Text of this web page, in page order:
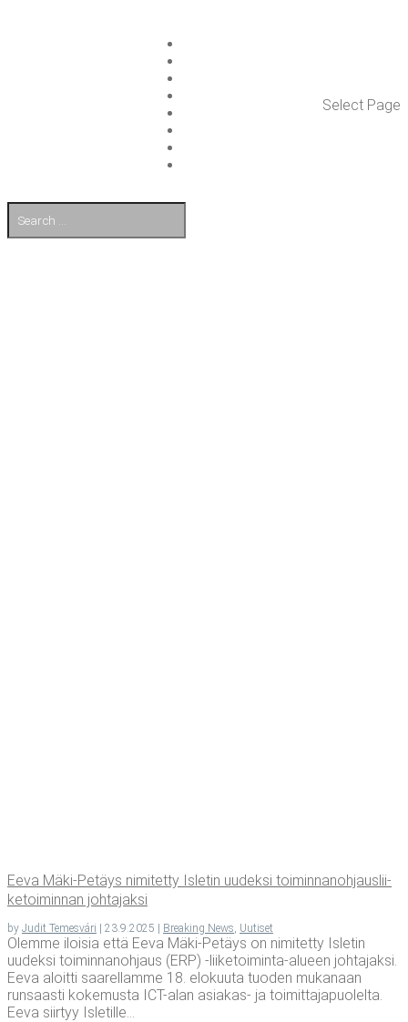
Select Page
Eeva Mäki-Petäys nimi­tet­ty Isle­tin uudek­si toi­min­na­noh­jaus­lii­
ke­toi­min­nan johtajaksi
by Judit Temesvári | 23.9.2025 | Breaking News, Uutiset
Olemme iloisia että Eeva Mäki-Petäys on nimitetty Isletin
uudeksi toiminnanohjaus (ERP) -liiketoiminta-alueen johtajaksi.
Eeva aloitti saarellamme 18. elokuuta tuoden mukanaan
runsaasti kokemusta ICT-alan asiakas- ja toimittajapuolelta.
Eeva siirtyy Isletille...